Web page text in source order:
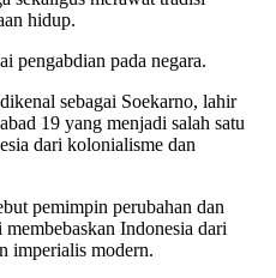
hidup.
pengabdian pada negara.
sebagai Soekarno, lahir
19 yang menjadi salah satu
dari kolonialisme dan
pemimpin perubahan dan
Indonesia dari
imperialis modern.